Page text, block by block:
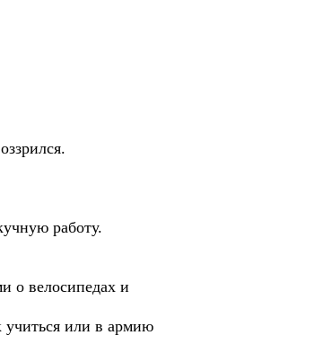
работу.
о велосипедах и
учиться или в армию